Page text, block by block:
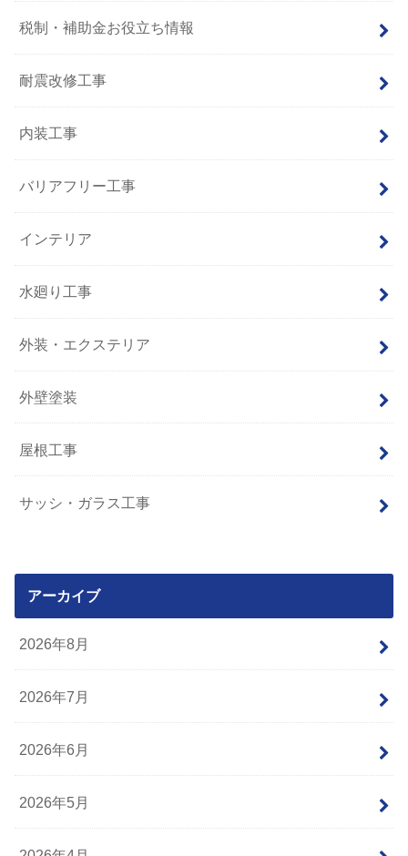
税制・補助金お役立ち情報
耐震改修工事
内装工事
バリアフリー工事
インテリア
水廻り工事
外装・エクステリア
外壁塗装
屋根工事
サッシ・ガラス工事
アーカイブ
2026年8月
2026年7月
2026年6月
2026年5月